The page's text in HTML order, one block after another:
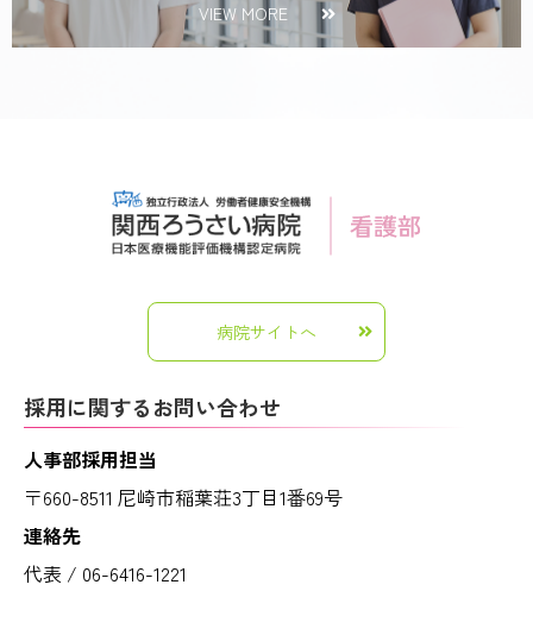
VIEW MORE
病院サイトへ
採用に関するお問い合わせ
人事部採用担当
〒660-8511 尼崎市稲葉荘3丁目1番69号
連絡先
代表 / 06-6416-1221